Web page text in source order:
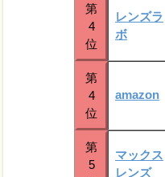
第
4
位
レンズラ
ボ
第
4
位
amazon
第
5
マックス
レンズ